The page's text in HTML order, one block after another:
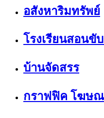
อสังหาริมทรัพย์
โรงเรียนสอนขั
บ้านจัดสรร
กราฟฟิค โฆษ